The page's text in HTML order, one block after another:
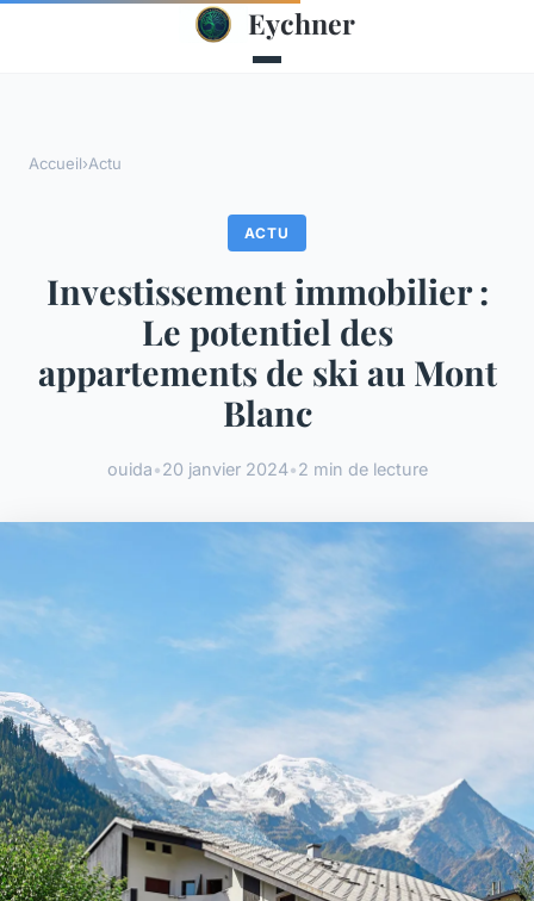
Eychner
Accueil›Actu
ACTU
Investissement immobilier :
Le potentiel des
appartements de ski au Mont
Blanc
ouida•20 janvier 2024•2 min de lecture